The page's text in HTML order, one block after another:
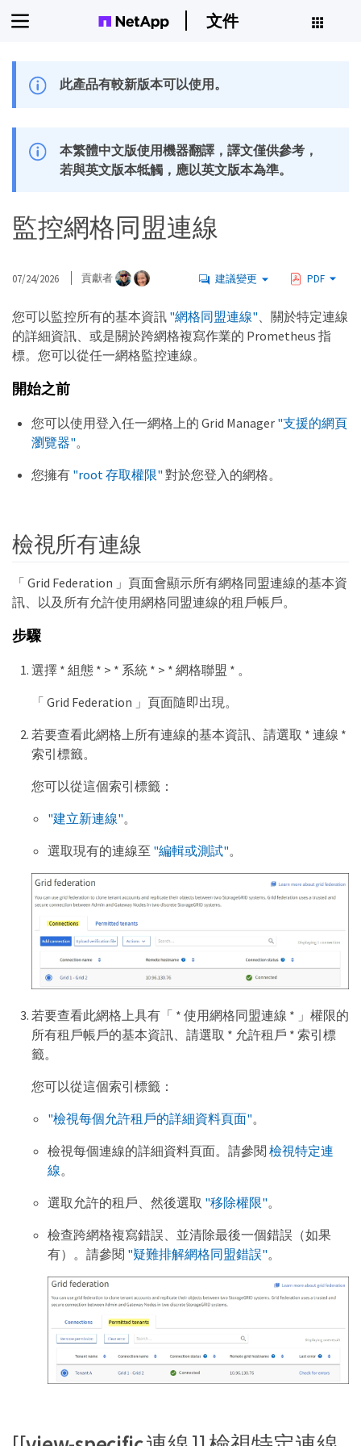
文件
此產品有較新版本可以使用。
本繁體中文版使用機器翻譯，譯文僅供參考，
若與英文版本牴觸，應以英文版本為準。
監控網格同盟連線
07/24/2026 貢獻者 建議變更 PDF
您可以監控所有的基本資訊 "網格同盟連線"、關於特定連線
的詳細資訊、或是關於跨網格複寫作業的 Prometheus 指
標。您可以從任一網格監控連線。
開始之前
您可以使用登入任一網格上的 Grid Manager "支援的網頁
瀏覽器"。
您擁有 "root 存取權限" 對於您登入的網格。
檢視所有連線
「 Grid Federation 」頁面會顯示所有網格同盟連線的基本資
訊、以及所有允許使用網格同盟連線的租戶帳戶。
步驟
選擇 * 組態 * > * 系統 * > * 網格聯盟 * 。
「 Grid Federation 」頁面隨即出現。
若要查看此網格上所有連線的基本資訊、請選取 * 連線 *
索引標籤。
您可以從這個索引標籤：
"建立新連線"。
選取現有的連線至 "編輯或測試"。
若要查看此網格上具有「 * 使用網格同盟連線 * 」權限的
所有租戶帳戶的基本資訊、請選取 * 允許租戶 * 索引標
籤。
您可以從這個索引標籤：
"檢視每個允許租戶的詳細資料頁面"。
檢視每個連線的詳細資料頁面。請參閱 檢視特定連
線。
選取允許的租戶、然後選取 "移除權限"。
檢查跨網格複寫錯誤、並清除最後一個錯誤（如果
有）。請參閱 "疑難排解網格同盟錯誤"。